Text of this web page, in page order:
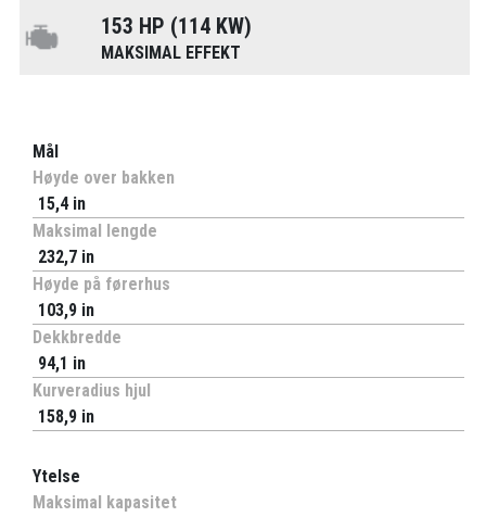
153 HP (114 KW)
MAKSIMAL EFFEKT
Mål
Høyde over bakken
15,4 in
Maksimal lengde
232,7 in
Høyde på førerhus
103,9 in
Dekkbredde
94,1 in
Kurveradius hjul
158,9 in
Ytelse
Maksimal kapasitet